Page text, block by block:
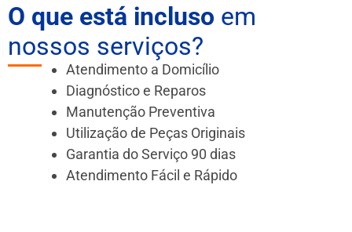
O que está incluso em
nossos serviços?
Atendimento a Domicílio
Diagnóstico e Reparos
Manutenção Preventiva
Utilização de Peças Originais
Garantia do Serviço 90 dias
Atendimento Fácil e Rápido